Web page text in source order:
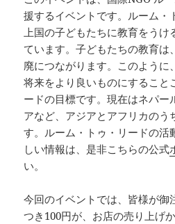
援するイベントです。ルーム・
上国の子どもたちに教育をうけ
ています。子どもたちの教育は
廃につながります。このように
将来をより良いものにすること
ードの目標です。現在はネパー
アなど、アジアとアフリカのう
す。ルーム・トゥ・リードの活
しい情報は、是非こちらの公式
い。
今回のイベントでは、皆様が御
つき100円が、お店の売り上げ